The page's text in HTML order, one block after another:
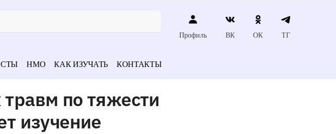
Профиль ВК ОК ТГ
НМО КАК ИЗУЧАТЬ КОНТАКТЫ
по тяжести
изучение